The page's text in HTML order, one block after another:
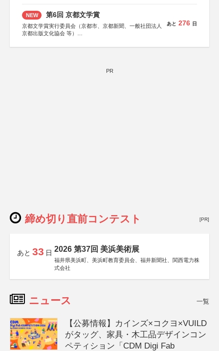
NEW 第6回 京都文学賞
京都文学賞実行委員会（京都市、京都新聞、一般社団法人
京都出版文化協会 等）
KADOKAWA、河出書房新社、幻冬舎、講談社、光文社、
あと 276 日
PR
締め切り直前コンテスト [PR]
あと 33 日 2026 第37回 美浜美術展
福井県美浜町、美浜町教育委員会、福井新聞社、関西電力株
式会社
ニュース 一覧
【公募情報】カインズ×コクヨ×VUILD
がタッグ、家具・木工品デザインコン
ペティション「CDM Digi Fab